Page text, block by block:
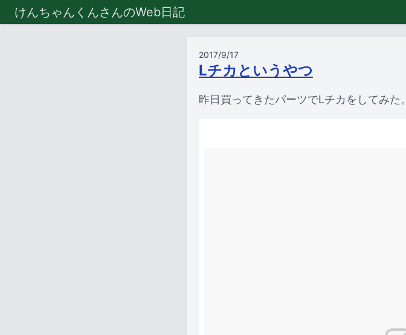
けんちゃんくんさんのWeb日記
2017/9/17
Lチカというやつ
昨日買ってきたパーツでLチカをしてみた。